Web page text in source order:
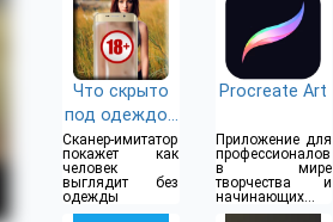
Что скрыто
под одеждой
(18+)
Сканер-имитатор
покажет как
человек
выглядит без
одежды
Procreate Art
Приложение для
профессионалов
в мире
творчества и
начинающих
художников